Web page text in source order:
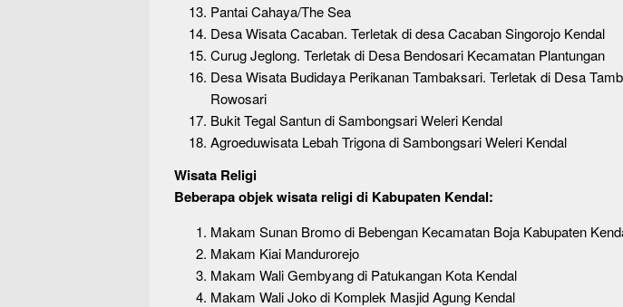
Pantai Cahaya/The Sea
Desa Wisata Cacaban. Terletak di desa Cacaban Singorojo Kendal
Curug Jeglong. Terletak di Desa Bendosari Kecamatan Plantungan
Desa Wisata Budidaya Perikanan Tambaksari. Terletak di Desa
Rowosari
Bukit Tegal Santun di Sambongsari Weleri Kendal
Agroeduwisata Lebah Trigona di Sambongsari Weleri Kendal
Wisata Religi
Beberapa objek wisata religi di Kabupaten Kendal:
Makam Sunan Bromo di Bebengan Kecamatan Boja Kabupaten
Makam Kiai Mandurorejo
Makam Wali Gembyang di Patukangan Kota Kendal
Makam Wali Joko di Komplek Masjid Agung Kendal